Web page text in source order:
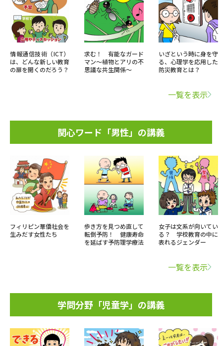
情報通信技術（ICT）
は、どんな新しい教育
の扉を開くのだろう？
求む！ 有能なガード
マン～植物とアリの不
思議な共生関係～
いざという時に身を守
る、心理学を応用した
防災教育とは？
一覧を表示
関心ワード「男性」の講義
フィリピン華僑社会を
生みだす女性たち
歩き方を見つめ直して
転倒予防！ 健康寿命
を延ばす予防理学療法
女子は文系が向いてい
る？ 学校教育の中に
表れるジェンダー
一覧を表示
学問分野「児童学」の講義